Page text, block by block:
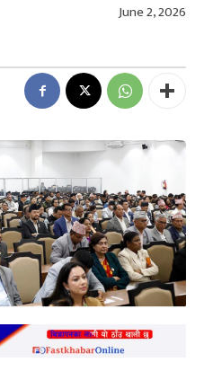
June 2, 2026